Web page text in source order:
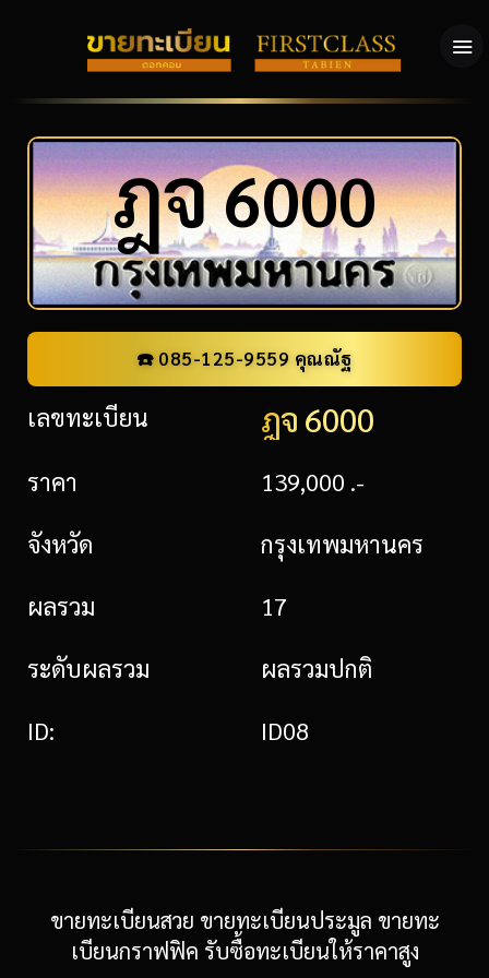
ฎจ6000
☎️ 085-125-9559 คุณณัฐ
เลขทะเบียน ฎจ 6000
ราคา 139,000 .-
จังหวัด กรุงเทพมหานคร
ผลรวม 17
ระดับผลรวม ผลรวมปกติ
ID: ID08
ขายทะเบียนสวย ขายทะเบียนประมูล ขายทะ
เบียนกราฟฟิค รับซื้อทะเบียนให้ราคาสูง